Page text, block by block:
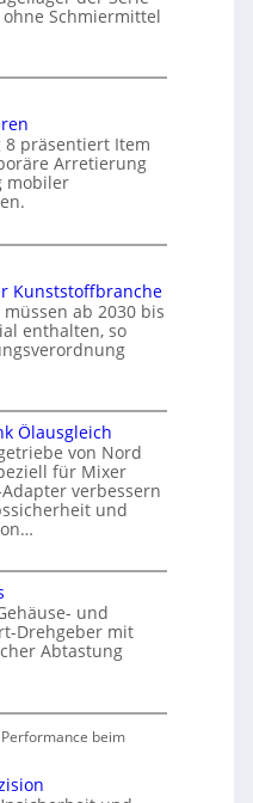
Schmiermittel
präsentiert Item
Arretierung
mobiler
Kunststoffbranche
ab 2030 bis
enthalten, so
Ölausgleich
von Nord
für Mixer
verbessern
und
und
Drehgeber mit
Abtastung
beim